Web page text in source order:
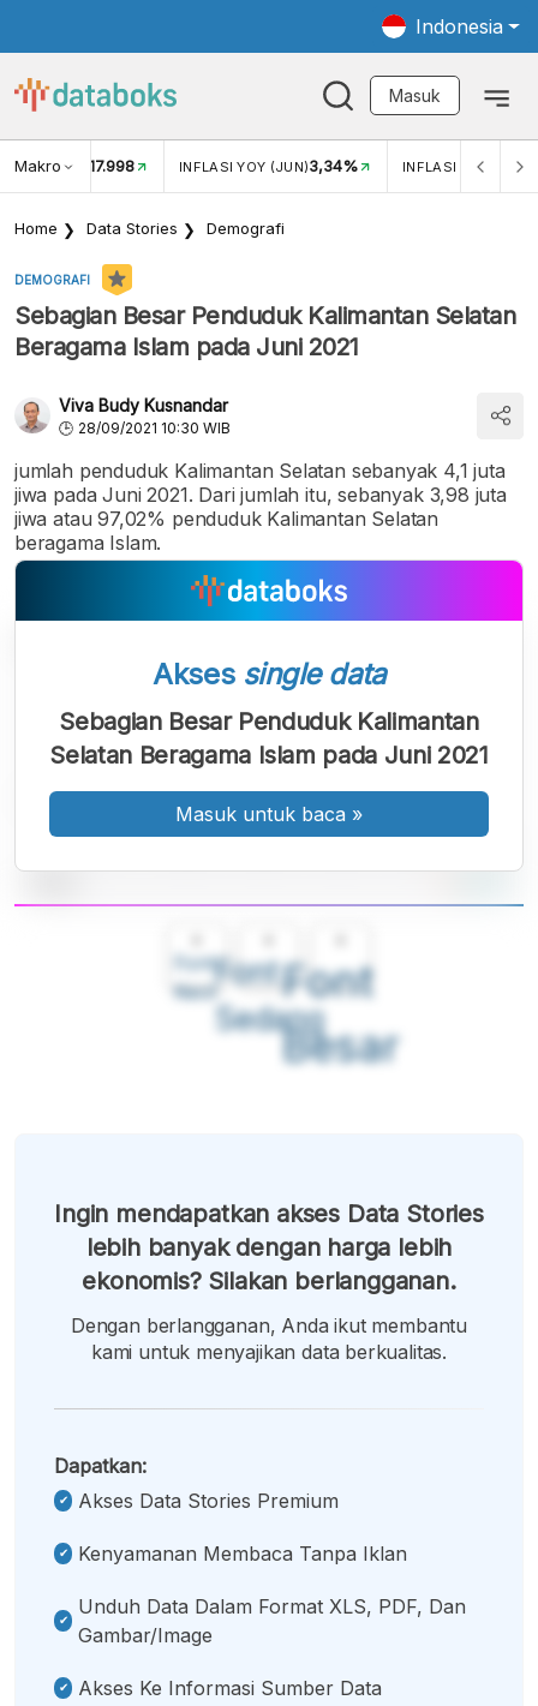
Indonesia
Masuk
Makro
USD/IDR 17.998 INFLASI YOY (JUN)3,34% INFLASI MOM
Home Data Stories Demografi
DEMOGRAFI
Sebagian Besar Penduduk Kalimantan Selatan
Beragama Islam pada Juni 2021
Viva Budy Kusnandar
28/09/2021 10:30 WIB
jumlah penduduk Kalimantan Selatan sebanyak 4,1 juta
jiwa pada Juni 2021. Dari jumlah itu, sebanyak 3,98 juta
jiwa atau 97,02% penduduk Kalimantan Selatan
beragama Islam.
Font
Kecil
Font
Sedang
Font
Besar
Akses single data
Sebagian Besar Penduduk Kalimantan
Selatan Beragama Islam pada Juni 2021
Masuk untuk baca »
Ingin mendapatkan akses Data Stories
lebih banyak dengan harga lebih
ekonomis? Silakan berlangganan.
Dengan berlangganan, Anda ikut membantu
kami untuk menyajikan data berkualitas.
Dapatkan:
Akses Data Stories Premium
Kenyamanan Membaca Tanpa Iklan
Unduh Data Dalam Format XLS, PDF, Dan
Gambar/image
Akses Ke Informasi Sumber Data